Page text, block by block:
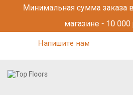
Минимальная сумма заказа
магазине - 10 000
Напишите нам